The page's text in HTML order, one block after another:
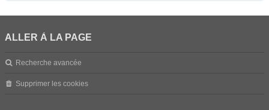
ALLER À LA PAGE
Recherche avancée
Supprimer les cookies